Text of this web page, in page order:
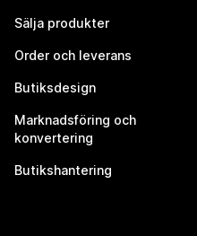
Sälja produkter
Order och leverans
Butiksdesign
Marknadsföring och
konvertering
Butikshantering